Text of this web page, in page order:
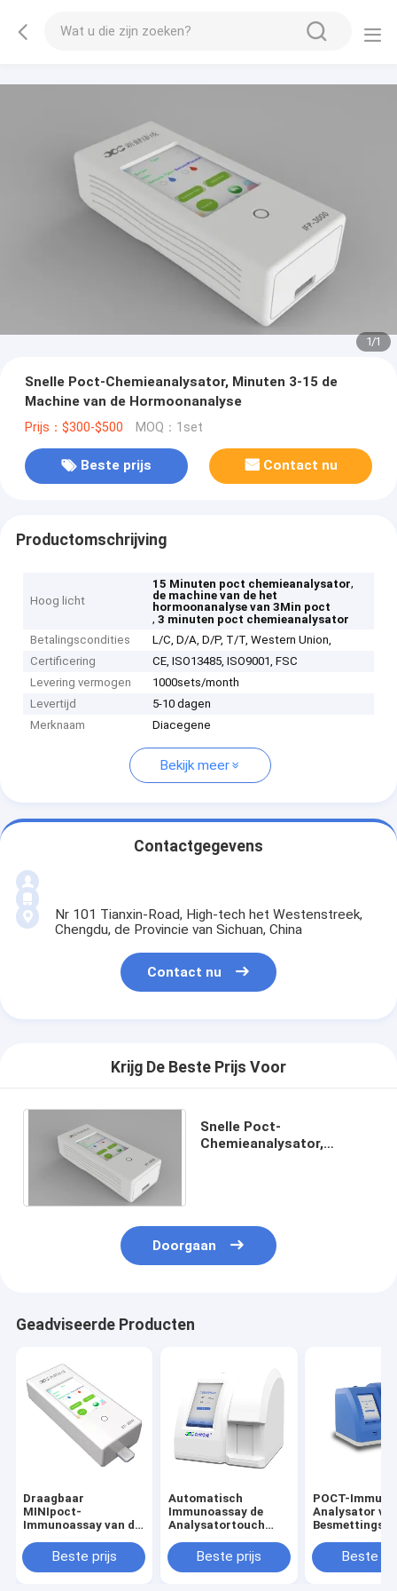
1/1
Snelle Poct-Chemieanalysator, Minuten 3-15 de
Machine van de Hormoonanalyse
Prijs：$300-$500 MOQ：1set
Beste prijs Contact nu
Productomschrijving
Hoog licht
15 Minuten poct chemieanalysator,
de machine van de het
hormoonanalyse van 3Min poct
,3 minuten poct chemieanalysator
Betalingscondities
L/C, D/A, D/P, T/T, Western Union,
Certificering
CE, ISO13485, ISO9001, FSC
Levering vermogen
1000sets/month
Levertijd
5-10 dagen
Merknaam
Diacegene
Bekijk meer
Contactgegevens
Nr 101 Tianxin-Road, High-tech het Westenstreek,
Chengdu, de Provincie van Sichuan, China
Contact nu
Krijg De Beste Prijs Voor
Snelle Poct-
Chemieanalysator,
Doorgaan
Geadviseerde Producten
Draagbaar
MINIpoct-
Immunoassay van de
SysteemBeste prijs
Automatisch
Immunoassay de
Analysatortouch
Auantitative POCT
Beste prijs
POCT-
Analysator
Besmettings
SARS-Cov-2
Beste